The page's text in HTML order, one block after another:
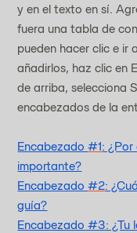
y en el texto en sí.
fuera una tabla de
pueden hacer clic e ir
añadirlos, haz clic en
de arriba, selecciona
encabezados de la
Encabezado #1:
importante?
Encabezado #2:
guía?
Encabezado #3: ¿Tu